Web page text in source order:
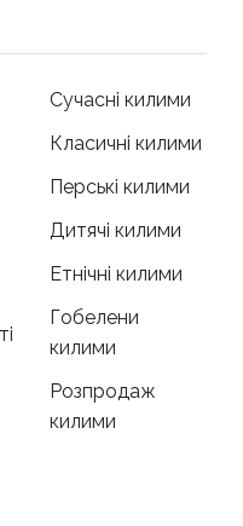
Сучасні килими
Класичні килими
Перські килими
Дитячі килими
Етнічні килими
Гобелени
килими
Розпродаж
килими